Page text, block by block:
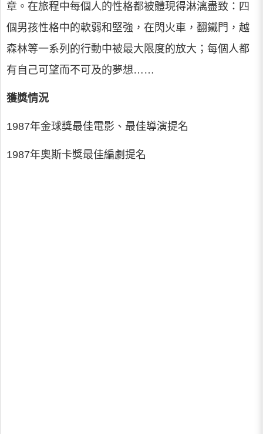
章。在旅程中每個人的性格都被體現得淋漓盡致：四
個男孩性格中的軟弱和堅強，在閃火車，翻鐵門，越
森林等一系列的行動中被最大限度的放大；每個人都
有自己可望而不可及的夢想……
獲獎情況
1987年金球獎最佳電影、最佳導演提名
1987年奧斯卡獎最佳編劇提名